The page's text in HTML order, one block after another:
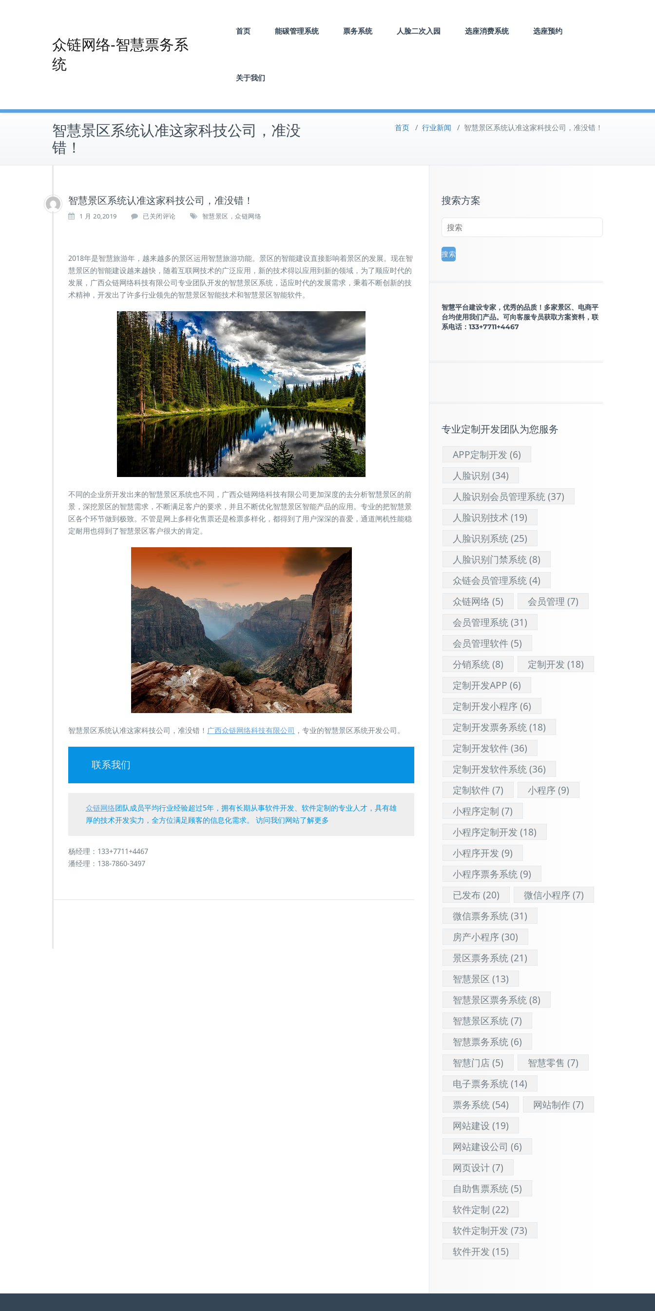
众链网络-智慧票务系
统
首页 能碳管理系统 票务系统 人脸二次入园 选座消费系统 选座预约
关于我们
智慧景区系统认准这家科技公司，准没
错！
首页 / 行业新闻 / 智慧景区系统认准这家科技公司，准没错！
智慧景区系统认准这家科技公司，准没错！
1 月 20,2019
智
系
统
认
准
这
科
技
公
司，
准
没
错！
已关闭评论 智慧景区，众链网络
2018年是智慧旅游年，越来越多的景区运用智慧旅游功能。景区的智能建设直接影响着景区的发展。现在智
慧景区的智能建设越来越快，随着互联网技术的广泛应用，新的技术得以应用到新的领域，为了顺应时代的
发展，广西众链网络科技有限公司专业团队开发的智慧景区系统，适应时代的发展需求，秉着不断创新的技
术精神，开发出了许多行业领先的智慧景区智能技术和智慧景区智能软件。
不同的企业所开发出来的智慧景区系统也不同，广西众链网络科技有限公司更加深度的去分析智慧景区的前
景，深挖景区的智慧需求，不断满足客户的要求，并且不断优化智慧景区智能产品的应用。专业的把智慧景
区各个环节做到极致。不管是网上多样化售票还是检票多样化，都得到了用户深深的喜爱，通道闸机性能稳
定耐用也得到了智慧景区客户很大的肯定。
智慧景区系统认准这家科技公司，准没错！ 广西众链网络科技有限公司 ，专业的智慧景区系统开发公司。
联系我们
众链网络团队成员平均行业经验超过5年，拥有长期从事软件开发、软件定制的专业人才，具有雄
厚的技术开发实力，全方位满足顾客的信息化需求。 访问我们网站了解更多
杨经理：133+7711+4467
潘经理：138-7860-3497
搜索方案
智慧平台建设专家，优秀的品质！多家景区、电商平
台均使用我们产品。可向客服专员获取方案资料，联
系电话：133+7711+4467
专业定制开发团队为您服务
APP定制开发 (6)
人脸识别 (34)
人脸识别会员管理系统(37)
人脸识别技术(19)
人脸识别系统(25)
人脸识别门禁系统(8)
众链会员管理系统(4)
众链网络 (5) 会员管理 (7)
会员管理系统(31)
会员管理软件(5)
分销系统(8) 定制开发 (18)
定制开发APP (6)
定制开发小程序(6)
定制开发票务系统(18)
定制开发软件(36)
定制开发软件系统(36)
定制软件(7) 小程序(9)
小程序定制 (7)
小程序定制开发 (18)
小程序开发 (9)
小程序票务系统(9)
已发布(20) 微信小程序(7)
微信票务系统(31)
房产小程序(30)
景区票务系统(21)
智慧景区 (13)
智慧景区票务系统(8)
智慧景区系统(7)
智慧票务系统(6)
智慧门店(5) 智慧零售 (7)
电子票务系统(14)
票务系统(54) 网站制作(7)
网站建设 (19)
网站建设公司 (6)
网页设计(7)
自助售票系统(5)
软件定制 (22)
软件定制开发 (73)
软件开发 (15)